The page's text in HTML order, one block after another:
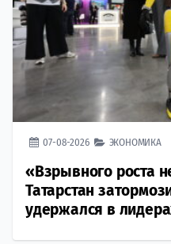
07-08-2026 ЭКОНОМИКА
«Взрывного роста
Татарстан
удержался в